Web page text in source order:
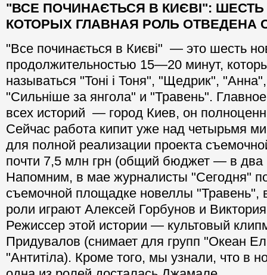
"ВСЕ ПОЧИНАЄТЬСЯ В КИЄВІ":
КОТОРЫХ ГЛАВНАЯ РОЛЬ ОТВЕДЕНА
"Все починається в Києві" — это шесть
продолжительностью 15—20 минут,
называться "Тоні і Тоня", "Щедрик",
"Сильніше за янгола" и "Травень".
всех историй — город Киев, он
Сейчас работа кипит уже над четырьмя
для полной реализации проекта
почти 7,5 млн грн (общий бюджет — в два
Напомним, в мае журналисты "Сегодня"
съемочной площадке новеллы "Травень",
роли играют Алексей Горбунов и
Режиссер этой истории — культовый
Придувалов (снимает для групп "Океан
"Антитіла). Кроме того, мы узнали, что в